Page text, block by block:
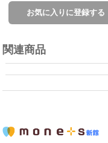
関連商品